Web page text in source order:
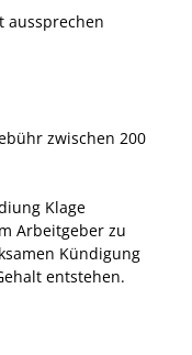
aussprechen
zwischen 200
Klage
Arbeitgeber zu
Kündigung
entstehen.